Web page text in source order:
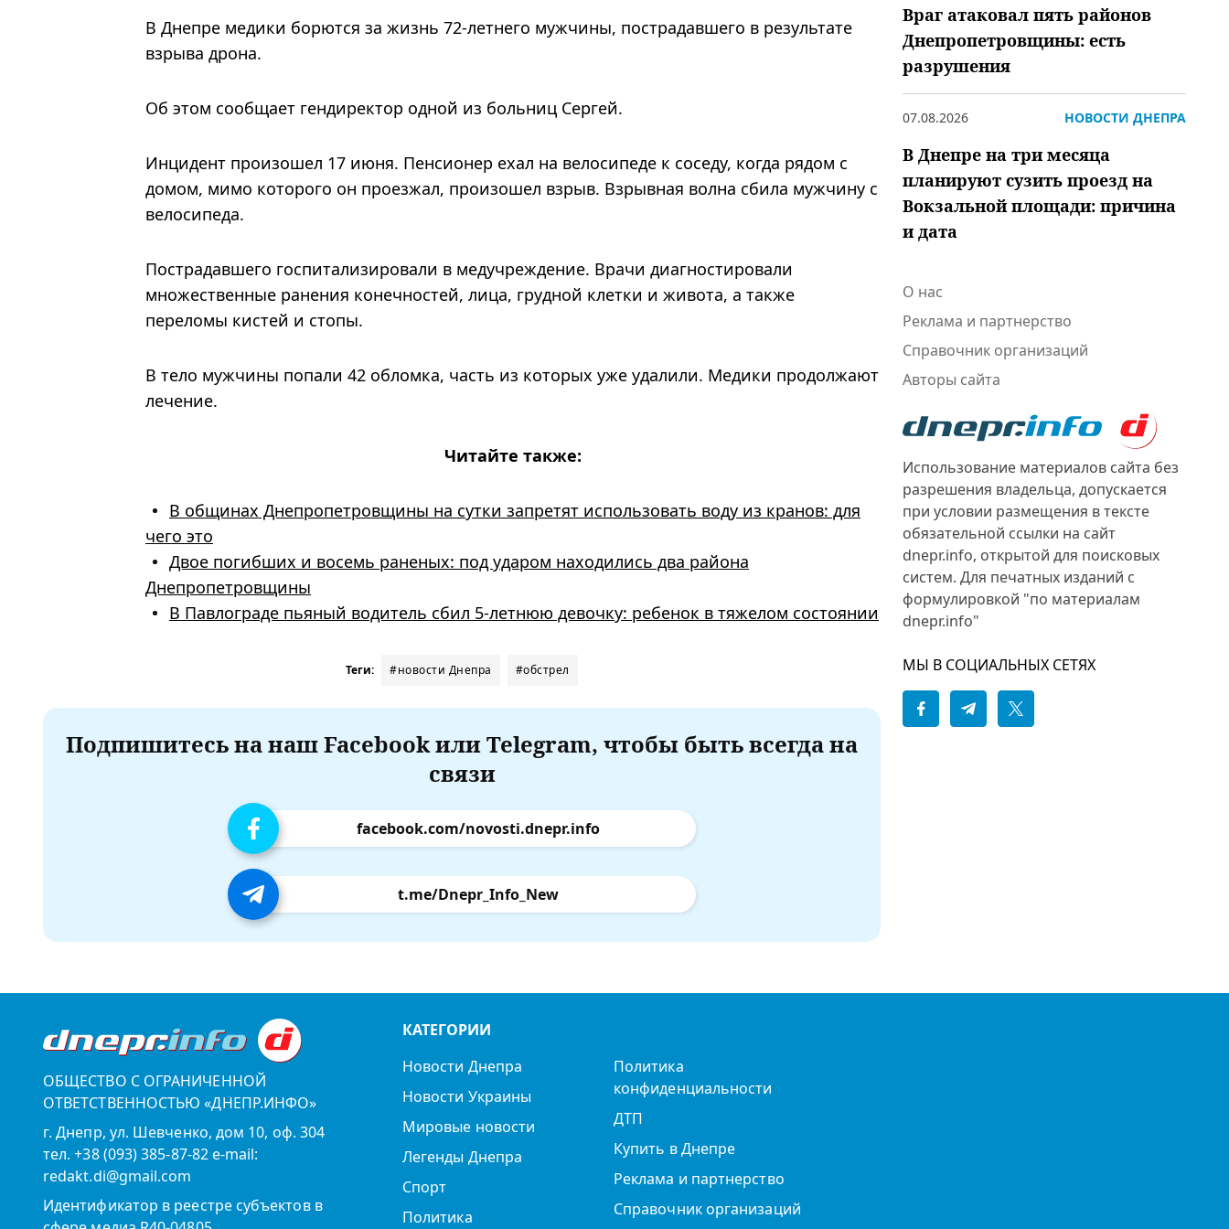
В Днепре медики борются за жизнь 72-летнего мужчины, пострадавшего в результате
взрыва дрона.
Об этом сообщает гендиректор одной из больниц Сергей.
Инцидент произошел 17 июня. Пенсионер ехал на велосипеде к соседу, когда рядом с
домом, мимо которого он проезжал, произошел взрыв. Взрывная волна сбила мужчину с
велосипеда.
Пострадавшего госпитализировали в медучреждение. Врачи диагностировали
множественные ранения конечностей, лица, грудной клетки и живота, а также
переломы кистей и стопы.
В тело мужчины попали 42 обломка, часть из которых уже удалили. Медики продолжают
лечение.
Читайте также:
В общинах Днепропетровщины на сутки запретят использовать воду из кранов: для
чего это
Двое погибших и восемь раненых: под ударом находились два района
Днепропетровщины
В Павлограде пьяный водитель сбил 5-летнюю девочку: ребенок в тяжелом состоянии
Теги: #новости Днепра #обстрел
Подпишитесь на наш Facebook или Telegram, чтобы быть всегда на
связи
facebook.com/novosti.dnepr.info
t.me/Dnepr_Info_New
Враг атаковал пять районов
Днепропетровщины: есть
разрушения
07.08.2026 НОВОСТИ ДНЕПРА
В Днепре на три месяца
планируют сузить проезд на
Вокзальной площади: причина
и дата
О нас
Реклама и партнерство
Справочник организаций
Авторы сайта
Использование материалов сайта без
разрешения владельца, допускается
при условии размещения в тексте
обязательной ссылки на сайт
dnepr.info, открытой для поисковых
систем. Для печатных изданий с
формулировкой "по материалам
dnepr.info"
МЫ В СОЦИАЛЬНЫХ СЕТЯХ
ОБЩЕСТВО С ОГРАНИЧЕННОЙ
ОТВЕТСТВЕННОСТЬЮ «ДНЕПР.ИНФО»
г. Днепр, ул. Шевченко, дом 10, оф. 304
тел. +38 (093) 385-87-82 e-mail:
redakt.di@gmail.com
Идентификатор в реестре субъектов в
КАТЕГОРИИ
Новости Днепра
Новости Украины
Мировые новости
Легенды Днепра
Спорт
Политика
Политика
конфиденциальности
ДТП
Купить в Днепре
Реклама и партнерство
Справочник организаций